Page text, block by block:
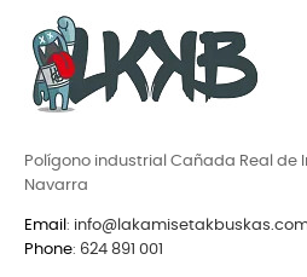
Polígono industrial Cañada Real de
Navarra
Email :
Phone: 624 891 001